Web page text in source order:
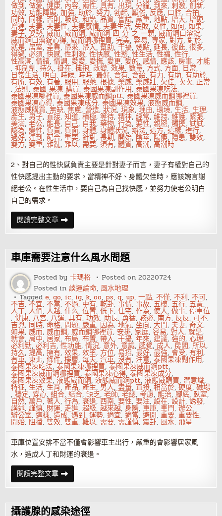
做到,做愛,健康, 內容, 兩性,具有, 出現,分鐘, 到來,刺激,創新,
功效,功能障礙,加強,助於,努力,勃起,厭倦, 反應, 口腔,合拍,
同時, 同樣,否則, 吸收,和諧, 品質, 嘗試,嚴重,地點,增大,增硬,
增進, 夫妻, 夫妻性, 夫妻感情, 夫妻生活,失敗,女性,如何,如果,
妻子,姿勢,威而,威而鋼,威而鋼 四 分 之 一顆,威而鋼口溶錠,
威而鋼口溶錠心得,威而鋼哪裡買,完美,容易,專家,對方,對於,
就是,居室,差異,帶來,帶入,幫助,干擾,幾點,延長,彼此,很多,
得過,必須,快感,性刺激,性快感,性慾,性生活,性福,性行,
性高潮,情緒,情調, 愛愛, 愛撫, 愛更, 愛的,感情,應該,房事,才能
,抑制劑,持久,掛在,擁抱, 改變,效果,數量, 方式, 方面, 日常,
日常生活, 明白, 時候, 時時,最好,會有, 會給,有力,有助,有助於,
有所,有效,有著,服用,服藥,根據,樂威,樂威壯, 欠佳,次次,正常
, 法則,泰國 果凍 購買,泰國果凍副作用,泰國果凍吃法,
泰國果凍哪裡買,泰國果凍威而鋼ptt,泰國果凍威而鋼哪裡買,
泰國果凍心得,泰國果凍成分,泰國果凍效果,液態威而鋼,
液態威購買,無缺,焦慮,營造,狀況,現象,理由,環境,生活,生理,
產生, 男子,直接,知道,積極,等待,精神,經常,維持,維護, 緊張,
美滿,老公, 能長, 自己, 自我,藥物,行為,要性,親密,觸摸,試試,
認為,變性, 負責, 負面,身體,身體狀況,辦法,這方,這樣,進行,
過好,達到,配合,重要, 針對,長期, 開始, 陰莖, 陽痿, 隱患,雙效,
雙方,雙重,雜亂,難以, 需要,須有,體質,高潮,高潮時
2、對自己的性快感負責主要是針對妻子而言，妻子有權對自己的
性快感提出主動的要求。當精神不好、身體欠佳時，應該婉言謝
絕老公。在性生活中，要自己為自己找快感，並努力使老公明白
自己的需求。
閱讀完整文章房
事
定
8
法
則，
讓
愛
更
合
拍
車庫需要注意什么風水問題
Posted by卡瑪格 Posted on20220724
Posted in談運論命, 風水地理
Taggede,go, ic, ig, k,oo, ps,q,up,一點,不僅,不利,不可,
不吉,不宜,不當,不過,中有,乾卦,事情,事故,五樓,五行,五黃,
人丁,人們,人越,什么,位置,低下,住宅,作為,使人,做事,停車位
,健康, 八宮, 八運,具有,功效,助長, 勇猛,務必,南方, 反反,可不,
吉兇, 同時,命格, 問題,嚴重, 因為,地氣,坐向,大門, 夫妻,奇文,
如果,威而,威而鋼,威而鋼哪裡買, 安排, 家庭,容易,對人,就是,
就會,局中,居家,布局,布置,帶入,干擾,年來, 建議,強的,心理,
必利勁,必利吉,性功能,情況, 意外, 意識,感覺, 成人,房間,所以,
持久,提高,擁有,效果,效率, 方位,易招,最好,最強, 會受,有利,
有車,東北,條件,樓層,每天,汽車,沒有, 注意,泰國果凍副作用,
泰國果凍吃法,泰國果凍哪裡買,泰國果凍威而鋼ptt,
泰國果凍威而鋼哪裡買,泰國果凍心得,泰國果凍成分,
泰國果凍效果,液態威而鋼,液態威而鋼ptt,液態威購買,潛意識,
特征,生活,生肖,產品,產生, 男人,盡量,直接,相當於,硬度,磁場
,穩定, 穿心,組合,結合,缺乏,老師,老總,考慮, 能治,腳底, 臥室,
自然,萬戶,著人,行為,衰退,西南,要性,要注,設在,設計,誘發,
講述,謹慎, 財運,走進,超級,越來越,身體,車庫,車門,辦公,
辦公室,這樣,造成,遇到,運勢,適宜,適當,避開,重要,重要性,
開始, 阻擋,雙效,雙重,難以, 需要, 需謹慎, 震卦, 風水,飛星
車庫位置安排不當不僅會影響車主出行，嚴重的會影響居家風
水，造成人丁和財運的衰退。
閱讀完整文章車
庫
需
注
意
攝護腺的感染途徑